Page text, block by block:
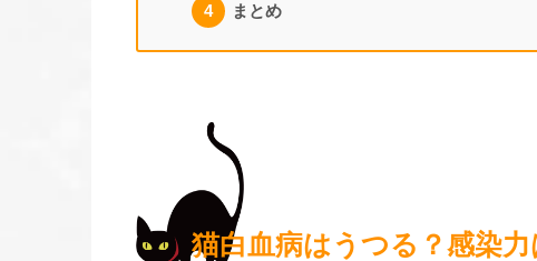
まとめ
猫白血病はうつる？感染